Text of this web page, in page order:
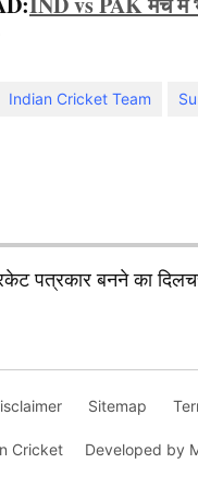
Indian Cricket Team
पत्रकार बनने का
Sitemap
Cricket Developed by